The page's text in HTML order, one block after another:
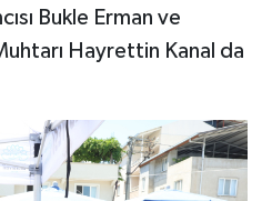
Bukle Erman ve
Hayrettin Kanal da